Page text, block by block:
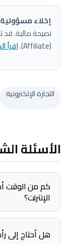
إخلاء
نصيحة مالية. قد
(Affiliate).
اقرأ
التجارة الإلكترونية
الأسئلة
كم من الوقت
الإنترنت؟
هل أحتاج إلى